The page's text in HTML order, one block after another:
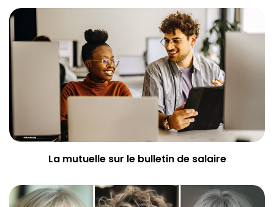
La mutuelle sur le bulletin de salaire